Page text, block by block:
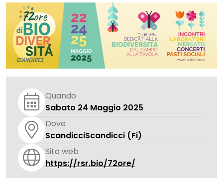
Quando
Sabato 24 Maggio 2025
Dove
ScandicciScandicci (Fi)
Sito web
https://rsr.bio/72ore/